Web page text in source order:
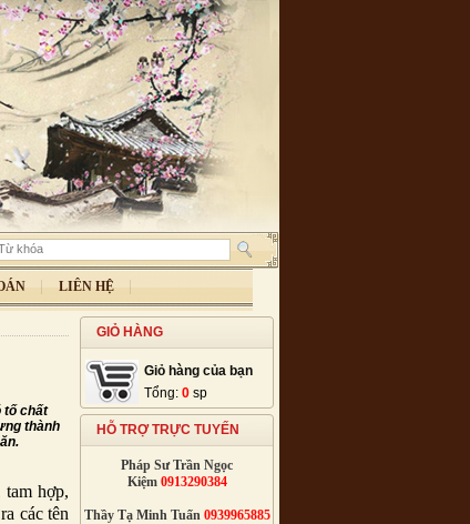
LIÊN HỆ
tố chất
thành
tam hợp,
các tên
GIỎ HÀNG
Giỏ hàng của bạn
Tổng: 0 sp
HỖ TRỢ TRỰC TUYẾN
Pháp Sư Trần Ngọc
Kiệm 0913290384
Thầy Tạ Minh Tuấn 0939965885